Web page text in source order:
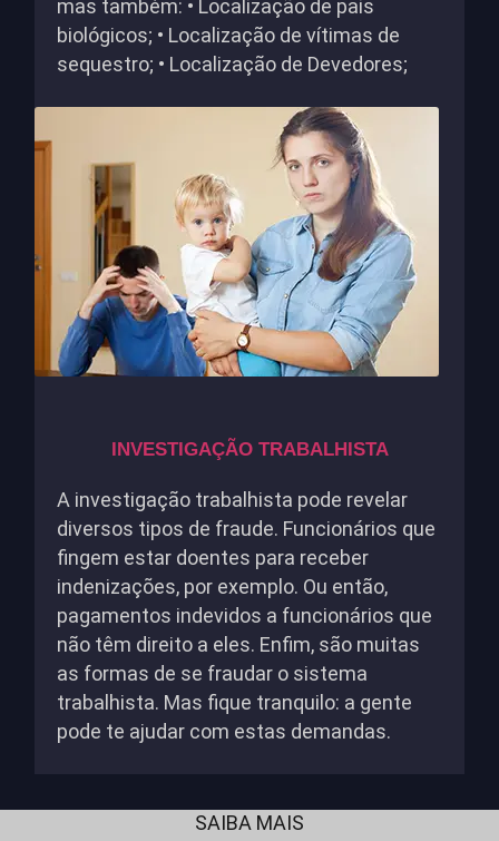
mas também: • Localização de pais
biológicos; • Localização de vítimas de
sequestro; • Localização de Devedores;
INVESTIGAÇÃO TRABALHISTA
A investigação trabalhista pode revelar
diversos tipos de fraude. Funcionários que
fingem estar doentes para receber
indenizações, por exemplo. Ou então,
pagamentos indevidos a funcionários que
não têm direito a eles. Enfim, são muitas
as formas de se fraudar o sistema
trabalhista. Mas fique tranquilo: a gente
pode te ajudar com estas demandas.
SAIBA MAIS